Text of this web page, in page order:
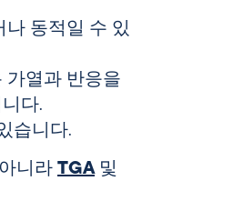
동적일 수 있
가열과 반응을
다.
습니다.
니라 TGA및